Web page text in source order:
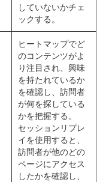
していないかチェ
ックする。
ヒートマップでど
のコンテンツがよ
り注目され、興味
を持たれているか
を確認し、訪問者
が何を探している
かを把握する。
セッションリプレ
イを使用すると、
訪問者が他のどの
ページにアクセス
したかを確認し、